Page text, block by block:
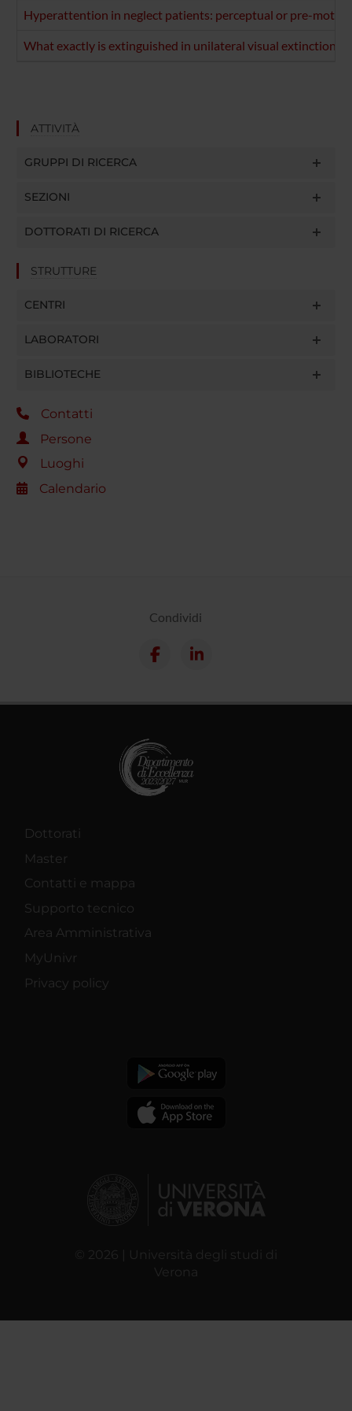
Hyperattention in neglect patients: perceptual or pre-motor
What exactly is extinguished in unilateral visual extinction?
ATTIVITÀ
GRUPPI DI RICERCA
SEZIONI
DOTTORATI DI RICERCA
STRUTTURE
CENTRI
LABORATORI
BIBLIOTECHE
Contatti
Persone
Luoghi
Calendario
Condividi
Dottorati
Master
Contatti e mappa
Supporto tecnico
Area Amministrativa
MyUnivr
Privacy policy
© 2026 | Università degli studi di
Verona